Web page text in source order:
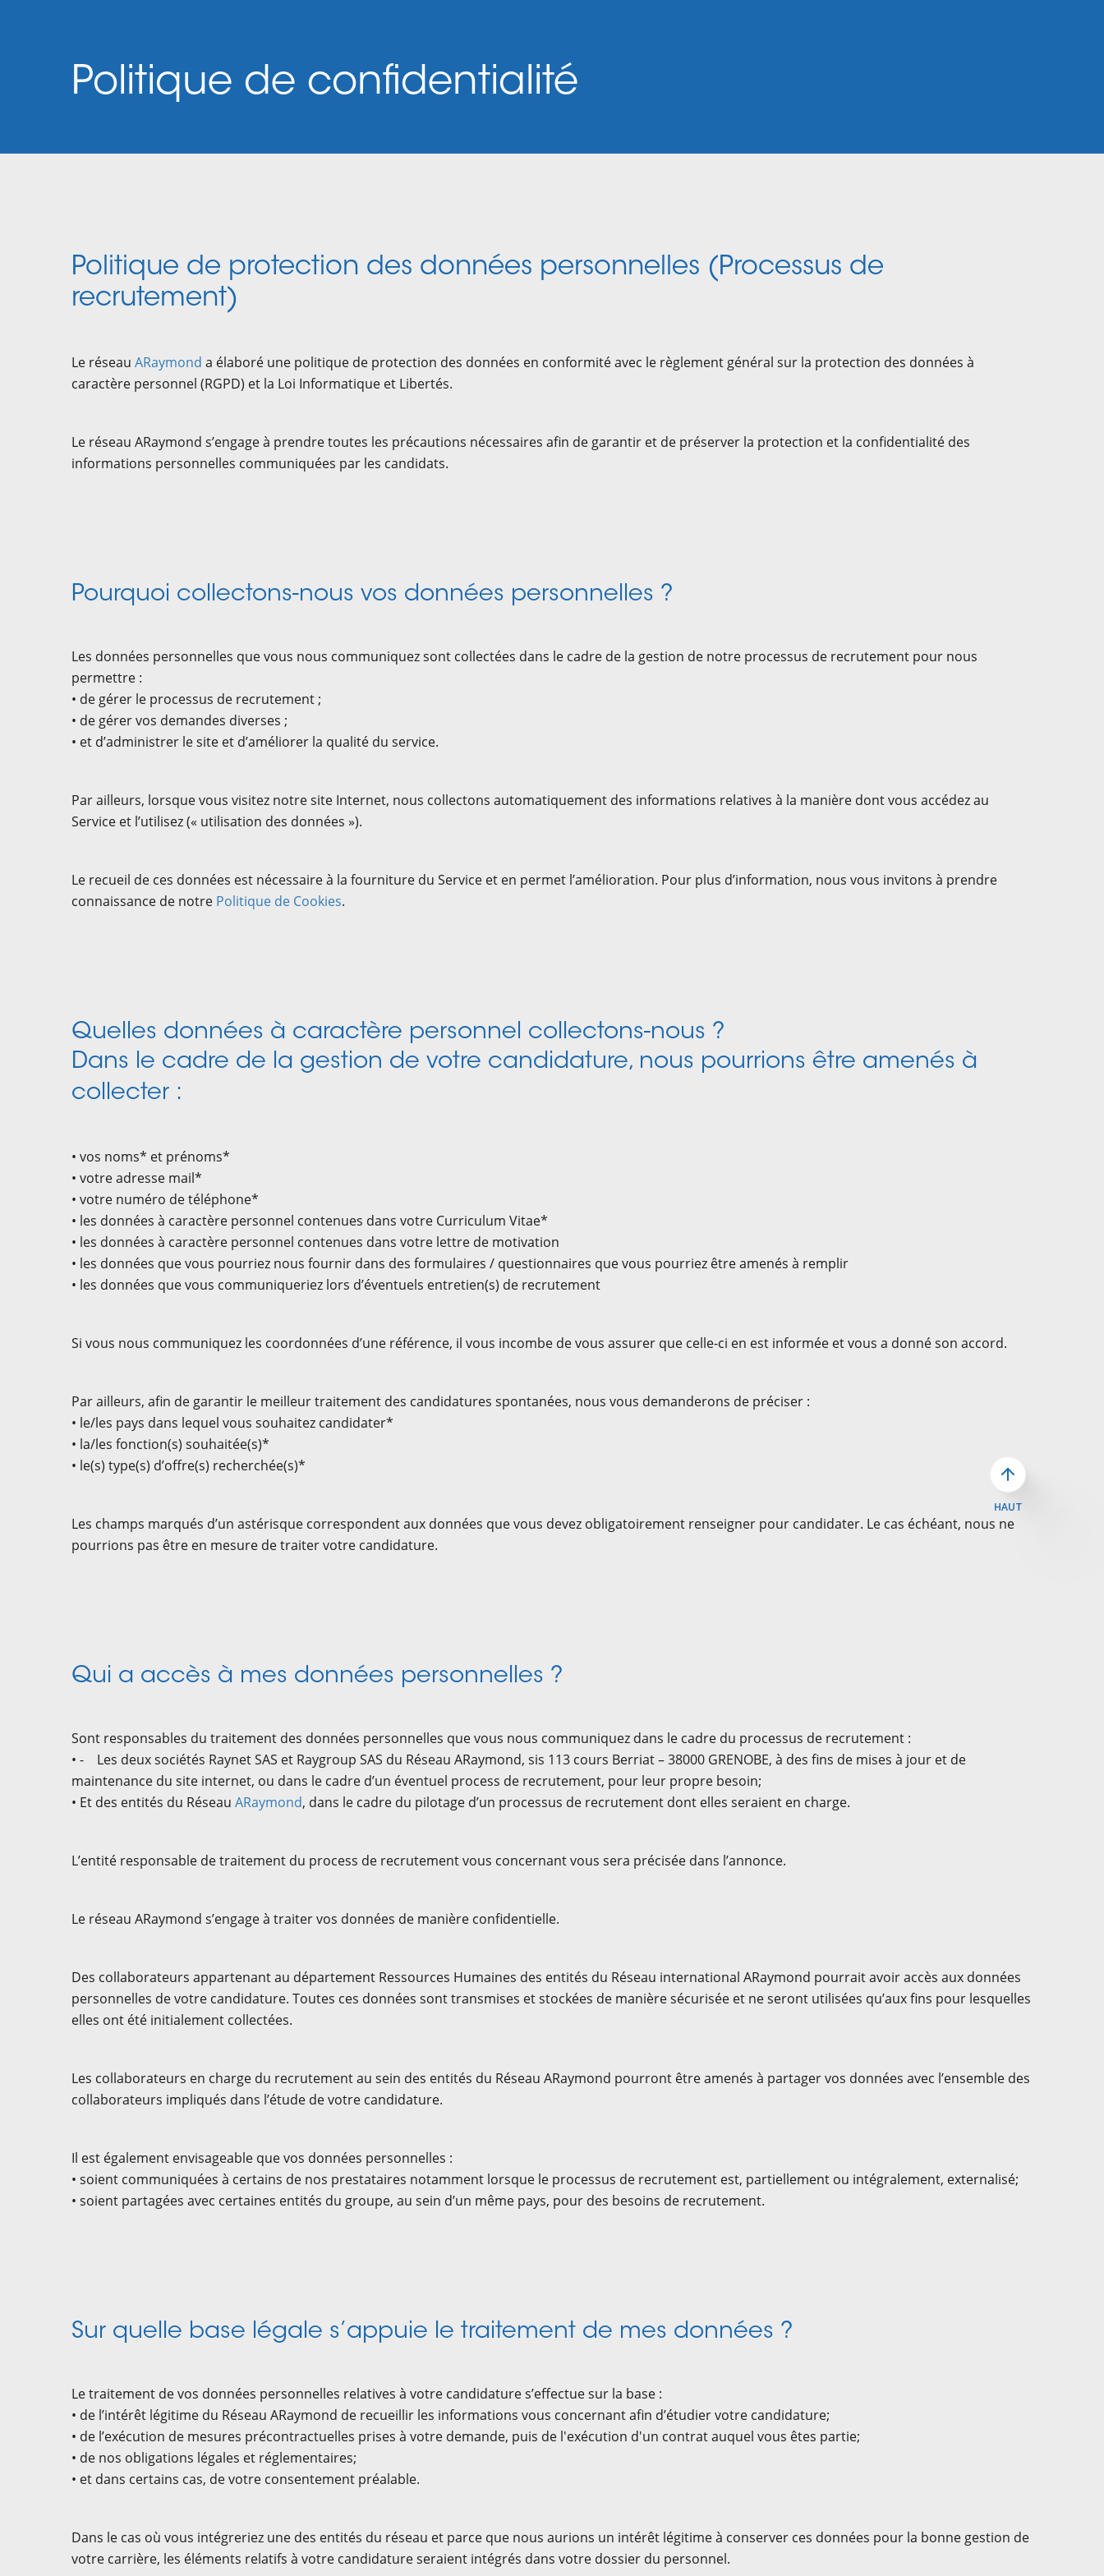
Politique de confidentialité
Politique de protection des données personnelles (Processus de
recrutement)
Le réseau ARaymond a élaboré une politique de protection des données en conformité avec le règlement général sur la protection des données à
caractère personnel (RGPD) et la Loi Informatique et Libertés.
Le réseau ARaymond s’engage à prendre toutes les précautions nécessaires afin de garantir et de préserver la protection et la confidentialité des
informations personnelles communiquées par les candidats.
Pourquoi collectons-nous vos données personnelles ?
Les données personnelles que vous nous communiquez sont collectées dans le cadre de la gestion de notre processus de recrutement pour nous
permettre :
• de gérer le processus de recrutement ;
• de gérer vos demandes diverses ;
• et d’administrer le site et d’améliorer la qualité du service.
Par ailleurs, lorsque vous visitez notre site Internet, nous collectons automatiquement des informations relatives à la manière dont vous accédez au
Service et l’utilisez (« utilisation des données »).
Le recueil de ces données est nécessaire à la fourniture du Service et en permet l’amélioration. Pour plus d’information, nous vous invitons à prendre
connaissance de notre Politique de Cookies.
Quelles données à caractère personnel collectons-nous ?
Dans le cadre de la gestion de votre candidature, nous pourrions être amenés à
collecter :
• vos noms* et prénoms*
• votre adresse mail*
• votre numéro de téléphone*
• les données à caractère personnel contenues dans votre Curriculum Vitae*
• les données à caractère personnel contenues dans votre lettre de motivation
• les données que vous pourriez nous fournir dans des formulaires / questionnaires que vous pourriez être amenés à remplir
• les données que vous communiqueriez lors d’éventuels entretien(s) de recrutement
Si vous nous communiquez les coordonnées d’une référence, il vous incombe de vous assurer que celle-ci en est informée et vous a donné son accord.
Par ailleurs, afin de garantir le meilleur traitement des candidatures spontanées, nous vous demanderons de préciser :
• le/les pays dans lequel vous souhaitez candidater*
• la/les fonction(s) souhaitée(s)*
• le(s) type(s) d’offre(s) recherchée(s)*
Les champs marqués d’un astérisque correspondent aux données que vous devez obligatoirement renseigner pour candidater. Le cas échéant, nous ne
pourrions pas être en mesure de traiter votre candidature.
Qui a accès à mes données personnelles ?
Sont responsables du traitement des données personnelles que vous nous communiquez dans le cadre du processus de recrutement :
• - Les deux sociétés Raynet SAS et Raygroup SAS du Réseau ARaymond, sis 113 cours Berriat – 38000 GRENOBE, à des fins de mises à jour et de
maintenance du site internet, ou dans le cadre d’un éventuel process de recrutement, pour leur propre besoin;
• Et des entités du Réseau ARaymond, dans le cadre du pilotage d’un processus de recrutement dont elles seraient en charge.
L’entité responsable de traitement du process de recrutement vous concernant vous sera précisée dans l’annonce.
Le réseau ARaymond s’engage à traiter vos données de manière confidentielle.
Des collaborateurs appartenant au département Ressources Humaines des entités du Réseau international ARaymond pourrait avoir accès aux données
personnelles de votre candidature. Toutes ces données sont transmises et stockées de manière sécurisée et ne seront utilisées qu’aux fins pour lesquelles
elles ont été initialement collectées.
Les collaborateurs en charge du recrutement au sein des entités du Réseau ARaymond pourront être amenés à partager vos données avec l’ensemble des
collaborateurs impliqués dans l’étude de votre candidature.
Il est également envisageable que vos données personnelles :
• soient communiquées à certains de nos prestataires notamment lorsque le processus de recrutement est, partiellement ou intégralement, externalisé;
• soient partagées avec certaines entités du groupe, au sein d’un même pays, pour des besoins de recrutement.
Sur quelle base légale s’appuie le traitement de mes données ?
Le traitement de vos données personnelles relatives à votre candidature s’effectue sur la base :
• de l’intérêt légitime du Réseau ARaymond de recueillir les informations vous concernant afin d’étudier votre candidature;
• de l’exécution de mesures précontractuelles prises à votre demande, puis de l'exécution d'un contrat auquel vous êtes partie;
• de nos obligations légales et réglementaires;
• et dans certains cas, de votre consentement préalable.
Dans le cas où vous intégreriez une des entités du réseau et parce que nous aurions un intérêt légitime à conserver ces données pour la bonne gestion de
votre carrière, les éléments relatifs à votre candidature seraient intégrés dans votre dossier du personnel.
HAUT